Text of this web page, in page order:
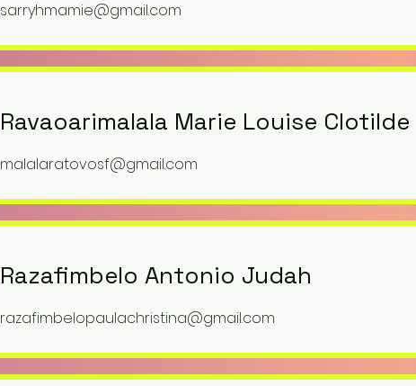
sarryhmamie@gmail.com
Ravaoarimalala Marie Louise Clotilde
malalaratovosf@gmail.com
Razafimbelo Antonio Judah
razafimbelopaulachristina@gmail.com